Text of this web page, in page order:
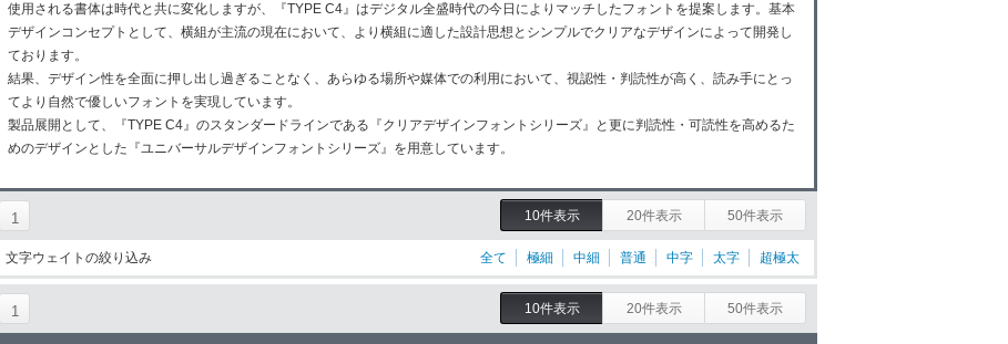
使用される書体は時代と共に変化しますが、『TYPE C4』はデジタル全盛時代の今日によりマッチしたフォントを提案します。基本
デザインコンセプトとして、横組が主流の現在において、より横組に適した設計思想とシンプルでクリアなデザインによって開発し
ております。
結果、デザイン性を全面に押し出し過ぎることなく、あらゆる場所や媒体での利用において、視認性・判読性が高く、読み手にとっ
てより自然で優しいフォントを実現しています。
製品展開として、『TYPE C4』のスタンダードラインである『クリアデザインフォントシリーズ』と更に判読性・可読性を高めるた
めのデザインとした『ユニバーサルデザインフォントシリーズ』を用意しています。
1 10件表示 20件表示 50件表示
文字ウェイトの絞り込み 全て 極細 中細 普通 中字 太字 超極太
1 10件表示 20件表示 50件表示